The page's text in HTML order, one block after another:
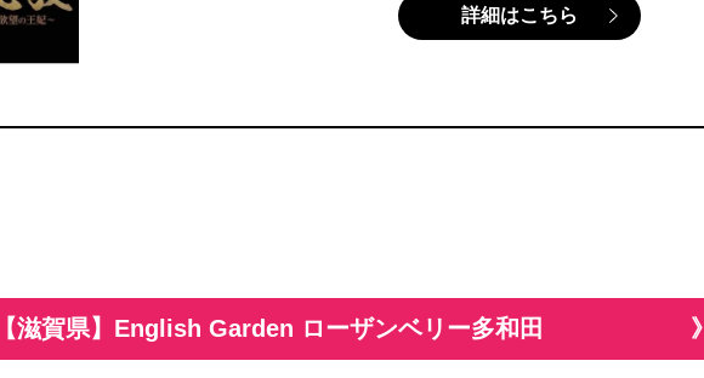
詳細はこちら
【滋賀県】English Garden ローザンベリー多和田